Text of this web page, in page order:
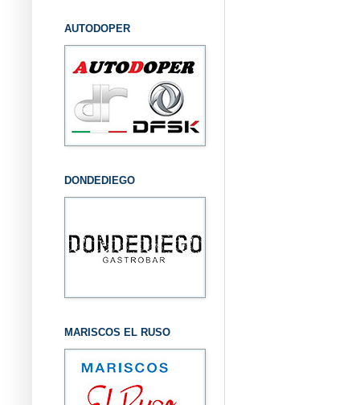
AUTODOPER
DONDEDIEGO
MARISCOS EL RUSO